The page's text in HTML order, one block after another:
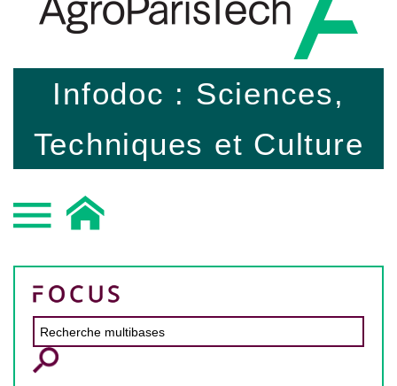
Infodoc : Sciences,
Techniques et Culture